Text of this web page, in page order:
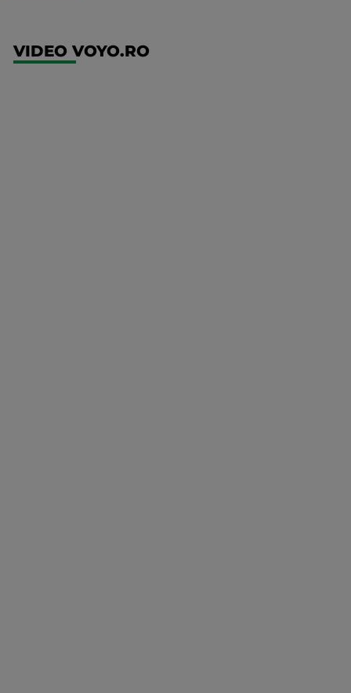
VIDEO VOYO.RO